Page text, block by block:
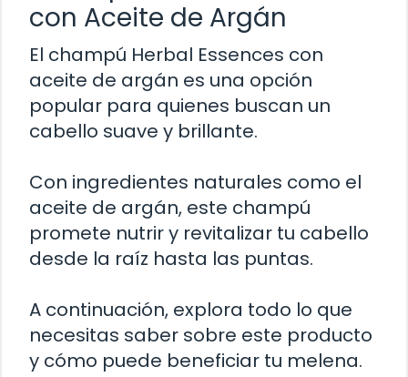
con Aceite de Argán
El champú Herbal Essences con
aceite de argán es una opción
popular para quienes buscan un
cabello suave y brillante.
Con ingredientes naturales como el
aceite de argán, este champú
promete nutrir y revitalizar tu cabello
desde la raíz hasta las puntas.
A continuación, explora todo lo que
necesitas saber sobre este producto
y cómo puede beneficiar tu melena.